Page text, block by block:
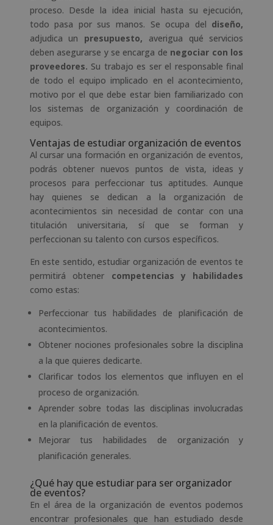
proceso. Desde la idea inicial hasta su ejecución,
todo pasa por sus manos. Se ocupa del diseño,
adjudica un presupuesto, averigua qué servicios
deben asegurarse y se encarga de negociar con los
proveedores. Su trabajo es ser el responsable final
de todo el equipo implicado en el acontecimiento,
motivo por el que debe estar bien familiarizado con
los sistemas de organización y coordinación de
equipos.
Ventajas de estudiar organización de eventos
Al cursar una formación en organización de eventos,
podrás obtener nuevos puntos de vista, ideas y
procesos para perfeccionar tus aptitudes. Aunque
hay quienes se dedican a la organización de
acontecimientos sin necesidad de contar con una
titulación universitaria, sí que se forman y
perfeccionan su talento con cursos específicos.
En este sentido, estudiar organización de eventos te
permitirá obtener competencias y habilidades
como estas:
Perfeccionar tus habilidades de planificación de
acontecimientos.
Obtener nociones profesionales sobre la disciplina
a la que quieres dedicarte.
Clarificar todos los elementos que influyen en el
proceso de organización.
Aprender sobre todas las disciplinas involucradas
en la planificación de eventos.
Mejorar tus habilidades de organización y
planificación generales.
¿Qué hay que estudiar para ser organizador
de eventos?
En el área de la organización de eventos podemos
encontrar profesionales que han estudiado desde